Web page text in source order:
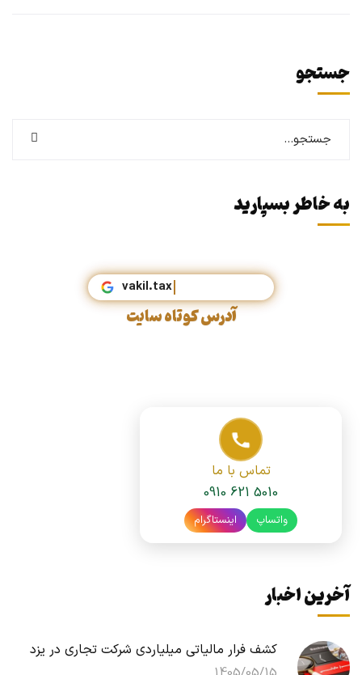
جستجو
به خاطر بسپارید
vakil
آدرس کوتاه سایت
تماس با ما
0910 621 5010
واتساپ اینستاگرام
آخرین اخبار
کشف فرار مالیاتی میلیاردی شرکت تجاری در یزد